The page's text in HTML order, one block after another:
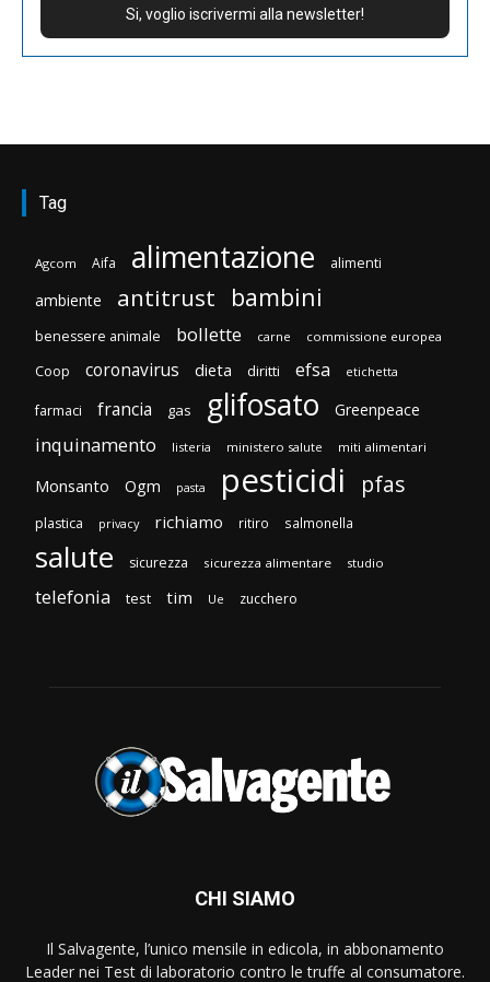
Tag
Agcom Aifa alimentazione alimenti
ambiente antitrust bambini
benessere animale bollette carne commissione europea
Coop coronavirus dieta diritti efsa etichetta
farmaci francia gas glifosato Greenpeace
inquinamento listeria ministero salute miti alimentari
Monsanto Ogm pasta pesticidi pfas
plastica privacy richiamo ritiro salmonella
salute sicurezza sicurezza alimentare studio
telefonia test tim Ue zucchero
CHI SIAMO
Il Salvagente, l’unico mensile in edicola, in abbonamento
Leader nei Test di laboratorio contro le truffe al consumatore.